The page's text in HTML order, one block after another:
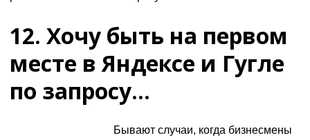
12. Хочу быть на первом
месте в Яндексе и Гугле
по запросу…
Бывают случаи, когда бизнесмены